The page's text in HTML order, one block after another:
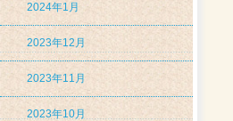
2024年1月
2023年12月
2023年11月
2023年10月